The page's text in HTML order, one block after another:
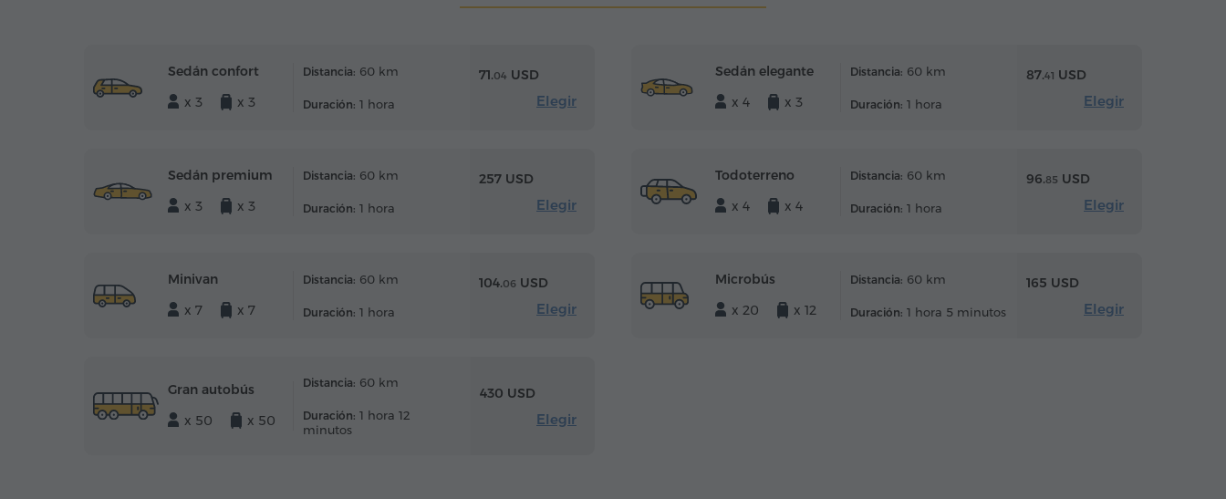
Sedán confort
x 3
x 3
Distancia: 60 km
Duración: 1 hora
71.04 USD
Elegir
Sedán elegante
x 4
x 3
Distancia: 60 km
Duración: 1 hora
87.41 USD
Elegir
Sedán premium
x 3
x 3
Distancia: 60 km
Duración: 1 hora
257 USD
Elegir
Todoterreno
x 4
x 4
Distancia: 60 km
Duración: 1 hora
96.85 USD
Elegir
Minivan
x 7
x 7
Distancia: 60 km
Duración: 1 hora
104.06 USD
Elegir
Microbús
x 20
x 12
Distancia: 60 km
Duración: 1 hora 5 minutos
165 USD
Elegir
Gran autobús
x 50
x 50
Distancia: 60 km
Duración: 1 hora 12
minutos
430 USD
Elegir